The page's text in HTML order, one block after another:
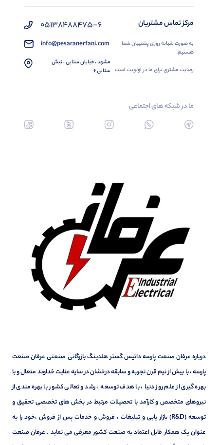
مرکز تماس مشتریان
به صورت شبانه روزی پشتیبان شما
هستیم
رضایت مشتری برای ما در اولویت است
05138488475-6
info@pesaranerfani.com
مشهد ، خیابان سنایی ، نبش
سنایی 6
ما در شبکه های اجتماعی
درباره عرفان صنعت پارسه داتیس گستر هلدینگ بازرگانی صنعتی عرفان صنعت
پارسه ، با بیش از نیم قرن تجربه و سابقه درخشان در سایه عنایت خداوند متعال و با
بهره گیری از علم روز دنیا ، با هدف توسعه ، رشد و تعالی کشور با بهره مندی از
نیروهای متخصص و کارآمد با تحصیلات مرتبط در بخش های تخصصی تحقیق و
توسعه (R&D) بازار یابی و تبلیغات ، فروش و خدمات پس از فروش ،خود را به
عنوان یک همکار قابل اعتماد به صنعت کشور معرفی می نماید . عرفان صنعت